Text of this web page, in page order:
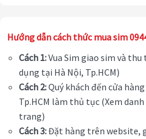
Hướng dẫn cách thức mua sim
Cách 1:Vua Sim giao sim và
dụng tại Hà Nội, Tp.HCM)
Cách 2:Quý khách đến cửa
Tp.HCM làm thủ tục (Xem
trang)
Cách 3:Đặt hàng trên website,